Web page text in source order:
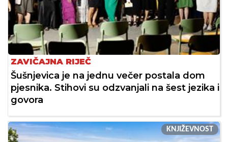
ZAVIČAJNA RIJEČ
Šušnjevica je na jednu večer postala dom
pjesnika. Stihovi su odzvanjali na šest jezika i
govora
KNJIŽEVNOST